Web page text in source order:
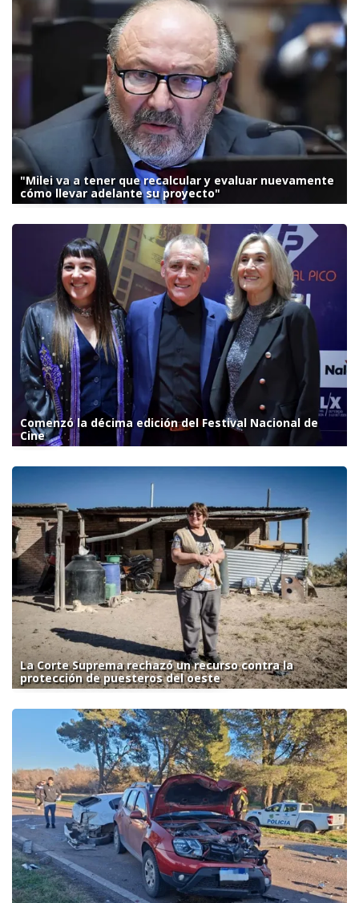
"Milei va a tener que recalcular y evaluar nuevamente
cómo llevar adelante su proyecto"
Comenzó la décima edición del Festival Nacional de
Cine
La Corte Suprema rechazó un recurso contra la
protección de puesteros del oeste